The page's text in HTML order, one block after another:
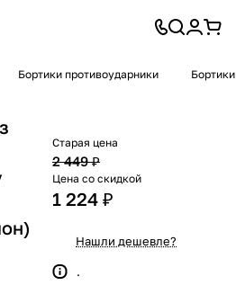
Бортики противоударники
Старая цена
2 449 ₽
Цена со скидкой
1 224 ₽
Нашли дешевле?
.